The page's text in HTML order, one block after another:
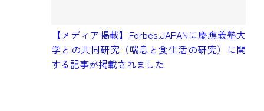
【メディア掲載】Forbes.JAPANに慶應義塾大
学との共同研究（喘息と食生活の研究）に関
する記事が掲載されました